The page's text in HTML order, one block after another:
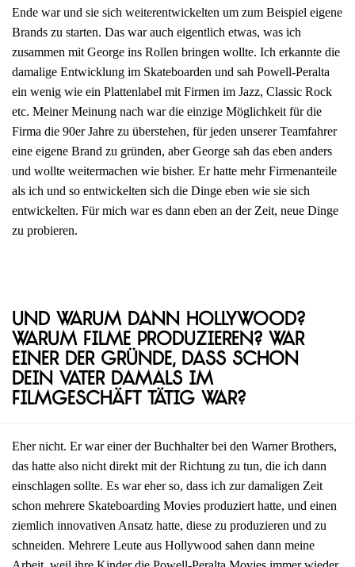
Ende war und sie sich weiterentwickelten um zum Beispiel eigene
Brands zu starten. Das war auch eigentlich etwas, was ich
zusammen mit George ins Rollen bringen wollte. Ich erkannte die
damalige Entwicklung im Skateboarden und sah Powell-Peralta
ein wenig wie ein Plattenlabel mit Firmen im Jazz, Classic Rock
etc. Meiner Meinung nach war die einzige Möglichkeit für die
Firma die 90er Jahre zu überstehen, für jeden unserer Teamfahrer
eine eigene Brand zu gründen, aber George sah das eben anders
und wollte weitermachen wie bisher. Er hatte mehr Firmenanteile
als ich und so entwickelten sich die Dinge eben wie sie sich
entwickelten. Für mich war es dann eben an der Zeit, neue Dinge
zu probieren.
Und warum dann Hollywood?
Warum Filme produzieren? War
einer der Gründe, dass schon
dein Vater damals im
Filmgeschäft tätig war?
Eher nicht. Er war einer der Buchhalter bei den Warner Brothers,
das hatte also nicht direkt mit der Richtung zu tun, die ich dann
einschlagen sollte. Es war eher so, dass ich zur damaligen Zeit
schon mehrere Skateboarding Movies produziert hatte, und einen
ziemlich innovativen Ansatz hatte, diese zu produzieren und zu
schneiden. Mehrere Leute aus Hollywood sahen dann meine